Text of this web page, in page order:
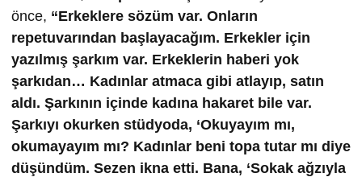
önce, “Erkeklere sözüm var. Onların
repetuvarından başlayacağım. Erkekler için
yazılmış şarkım var. Erkeklerin haberi yok
şarkıdan… Kadınlar atmaca gibi atlayıp, satın
aldı. Şarkının içinde kadına hakaret bile var.
Şarkıyı okurken stüdyoda, ‘Okuyayım mı,
okumayayım mı? Kadınlar beni topa tutar mı diye
düşündüm. Sezen ikna etti. Bana, ‘Sokak ağzıyla